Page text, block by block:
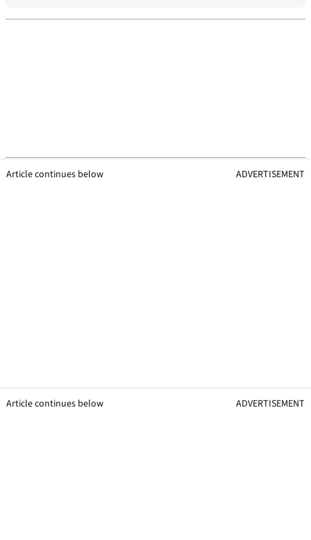
Article continues below ADVERTISEMENT
Article continues below ADVERTISEMENT